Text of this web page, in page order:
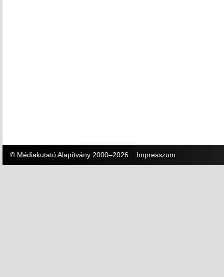
© Médiakutató Alapítvány 2000–2026. Impresszum